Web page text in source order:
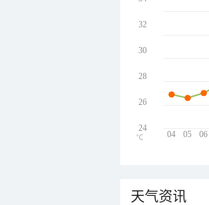
04 05 06
32
30
28
26
24
℃
天气资讯